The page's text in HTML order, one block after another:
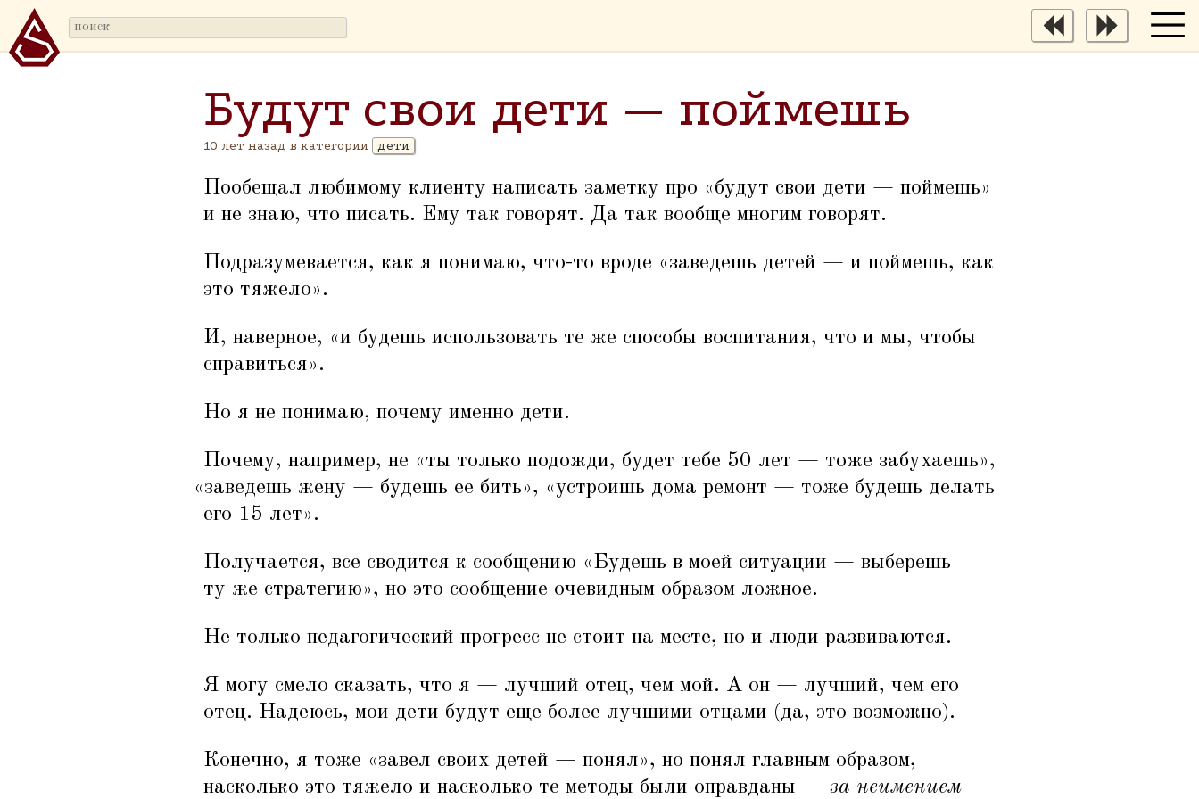
Будут свои дети — поймешь
10 лет назад в категории дети
Пообещал любимому клиенту написать заметку про «будут свои дети — поймешь»
и не знаю, что писать. Ему так говорят. Да так вообще многим говорят.
Подразумевается, как я понимаю, что-то вроде «заведешь детей — и поймешь, как
это тяжело».
И, наверное, «и будешь использовать те же способы воспитания, что и мы, чтобы
справиться».
Но я не понимаю, почему именно дети.
Почему, например, не «ты только подожди, будет тебе 50 лет — тоже забухаешь»,
«заведешь жену — будешь ее бить», «устроишь дома ремонт — тоже будешь делать
его 15 лет».
Получается, все сводится к сообщению «Будешь в моей ситуации — выберешь
ту же стратегию», но это сообщение очевидным образом ложное.
Не только педагогический прогресс не стоит на месте, но и люди развиваются.
Я могу смело сказать, что я — лучший отец, чем мой. А он — лучший, чем его
отец. Надеюсь, мои дети будут еще более лучшими отцами (да, это возможно).
Конечно, я тоже «завел своих детей — понял», но понял главным образом,
насколько это тяжело и насколько те методы были оправданы — за неимением